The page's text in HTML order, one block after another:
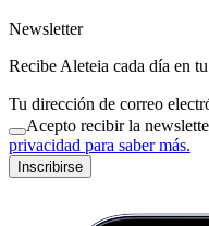
Newsletter
Recibe Aleteia cada día en
Tu dirección de correo
Acepto recibir la
privacidad para saber más.
Inscribirse